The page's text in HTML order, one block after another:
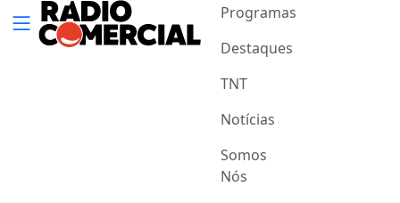
Programas
Destaques
TNT
Notícias
Somos
Nós